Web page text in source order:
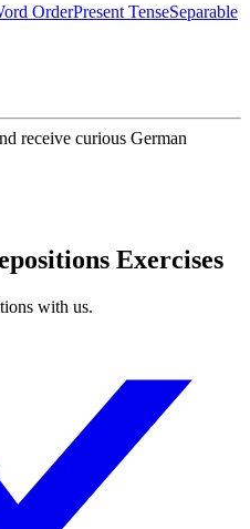
OrderPresent TenseSeparable
receive curious German
Exercises
with us.